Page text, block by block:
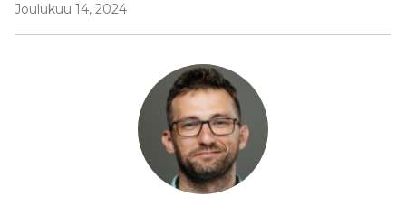
Joulukuu 14, 2024